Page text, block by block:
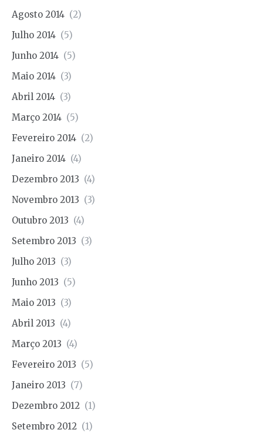
Agosto 2014 (2)
Julho 2014 (5)
Junho 2014 (5)
Maio 2014 (3)
Abril 2014 (3)
Março 2014 (5)
Fevereiro 2014 (2)
Janeiro 2014 (4)
Dezembro 2013 (4)
Novembro 2013 (3)
Outubro 2013 (4)
Setembro 2013 (3)
Julho 2013 (3)
Junho 2013 (5)
Maio 2013 (3)
Abril 2013 (4)
Março 2013 (4)
Fevereiro 2013 (5)
Janeiro 2013 (7)
Dezembro 2012 (1)
Setembro 2012 (1)